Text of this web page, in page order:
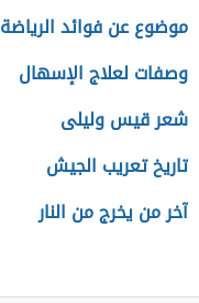
موضوع عن فوائد الرياضة
وصفات لعلاج الإسهال
شعر قيس وليلى
تاريخ تعريب الجيش
آخر من يخرج من النار